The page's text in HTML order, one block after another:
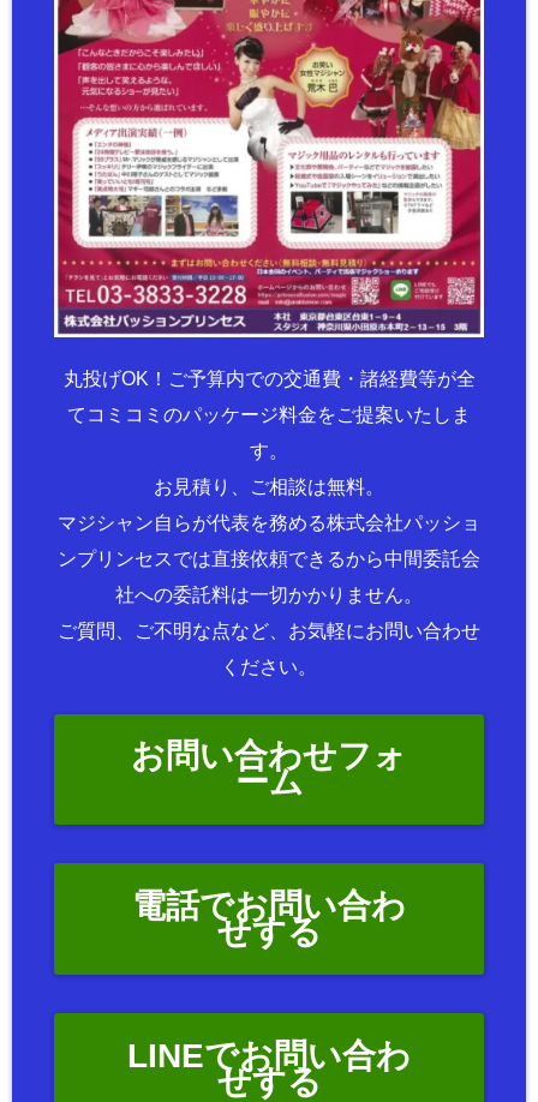
丸投げOK！ご予算内での交通費・諸経費等が全
てコミコミのパッケージ料金をご提案いたしま
す。
お見積り、ご相談は無料。
マジシャン自らが代表を務める株式会社パッショ
ンプリンセスでは直接依頼できるから中間委託会
社への委託料は一切かかりません。
ご質問、ご不明な点など、お気軽にお問い合わせ
ください。
お問い合わせフォ
ーム
電話でお問い合わ
せする
LINEでお問い合わ
せする